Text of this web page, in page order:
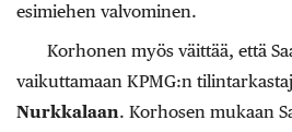
esimiehen valvominen.
Korhonen myös väittää, että
vaikuttamaan KPMG:n
Nurkkalaan. Korhosen mukaan